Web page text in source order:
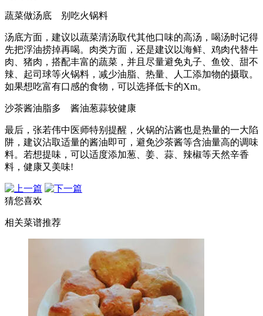
蔬菜做汤底 别吃火锅料
汤底方面，建议以蔬菜清汤取代其他口味的高汤，喝汤时记得
先把浮油捞掉再喝。肉类方面，还是建议以海鲜、鸡肉代替牛
肉、猪肉，搭配丰富的蔬菜，并且尽量避免丸子、鱼饺、甜不
辣、起司球等火锅料，减少油脂、热量、人工添加物的摄取。
如果想吃富有口感的食物，可以选择低卡的Xm。
沙茶酱油脂多 酱油葱蒜较健康
最后，张若伟中医师特别提醒，火锅的沾酱也是热量的一大陷
阱，建议沾取适量的酱油即可，避免沙茶酱等含油量高的调味
料。若想提味，可以适度添加葱、姜、蒜、辣椒等天然辛香
料，健康又美味!
猜您喜欢
相关菜谱推荐